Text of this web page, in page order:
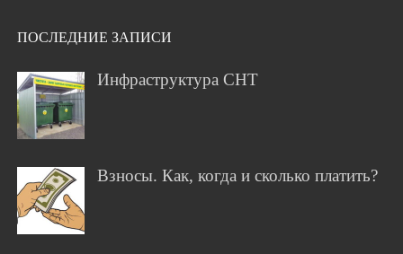
ПОСЛЕДНИЕ ЗАПИСИ
Инфраструктура СНТ
Взносы. Как, когда и сколько платить?